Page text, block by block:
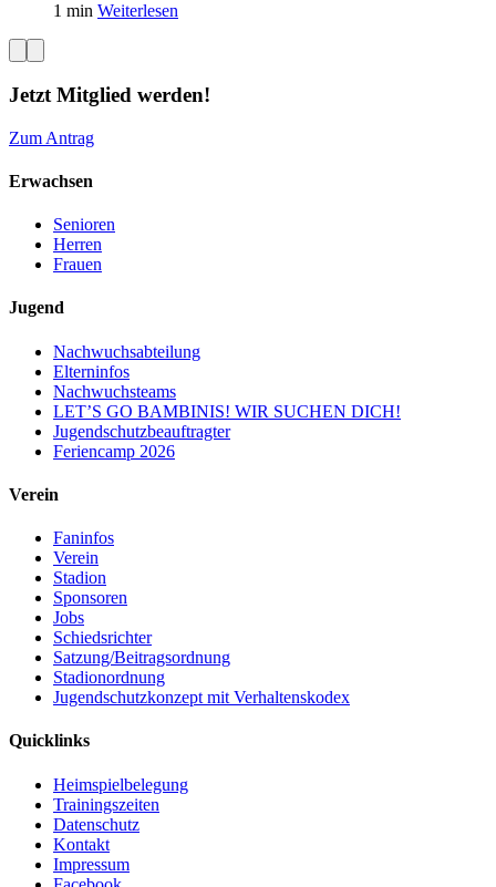
1 min Weiterlesen
Jetzt Mitglied werden!
Zum Antrag
Erwachsen
Senioren
Herren
Frauen
Jugend
Nachwuchsabteilung
Elterninfos
Nachwuchsteams
LET’S GO BAMBINIS! WIR SUCHEN DICH!
Jugendschutzbeauftragter
Feriencamp 2026
Verein
Faninfos
Verein
Stadion
Sponsoren
Jobs
Schiedsrichter
Satzung/Beitragsordnung
Stadionordnung
Jugendschutzkonzept mit Verhaltenskodex
Quicklinks
Heimspielbelegung
Trainingszeiten
Datenschutz
Kontakt
Impressum